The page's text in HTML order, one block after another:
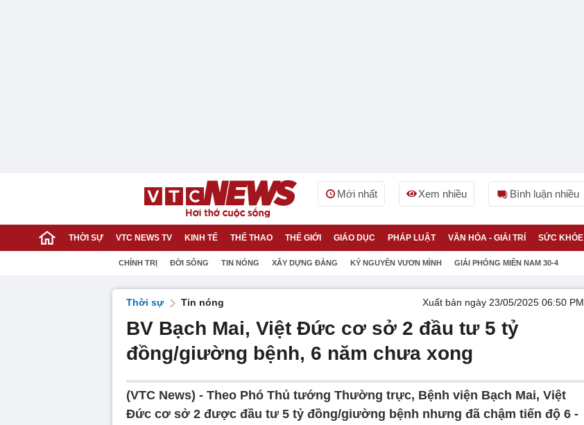
Mới nhất Xem nhiều Bình luận nhiều
THỜI SỰ VTC NEWS TV KINH TẾ THỂ THAO THẾ GIỚI GIÁO DỤC PHÁP LUẬT VĂN HÓA - GIẢI TRÍ SỨC KHỎE
CHÍNH TRỊ ĐỜI SỐNG TIN NÓNG XÂY DỰNG ĐẢNG KỶ NGUYÊN VƯƠN MÌNH GIẢI PHÓNG MIỀN NAM 30-4
Thời sự Tin nóng Xuất bản ngày 23/05/2025 06:50 PM
BV Bạch Mai, Việt Đức cơ sở 2 đầu tư 5 tỷ
đồng/giường bệnh, 6 năm chưa xong
(VTC News) - Theo Phó Thủ tướng Thường trực, Bệnh viện Bạch Mai, Việt
Đức cơ sở 2 được đầu tư 5 tỷ đồng/giường bệnh nhưng đã chậm tiến độ 6 -